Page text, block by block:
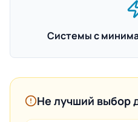
Системы с
Не лучший выбор